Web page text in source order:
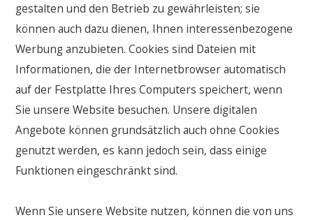
gestalten und den Betrieb zu gewährleisten; sie
können auch dazu dienen, Ihnen interessenbezogene
Werbung anzubieten. Cookies sind Dateien mit
Informationen, die der Internetbrowser automatisch
auf der Festplatte Ihres Computers speichert, wenn
Sie unsere Website besuchen. Unsere digitalen
Angebote können grundsätzlich auch ohne Cookies
genutzt werden, es kann jedoch sein, dass einige
Funktionen eingeschränkt sind.
Wenn Sie unsere Website nutzen, können die von uns